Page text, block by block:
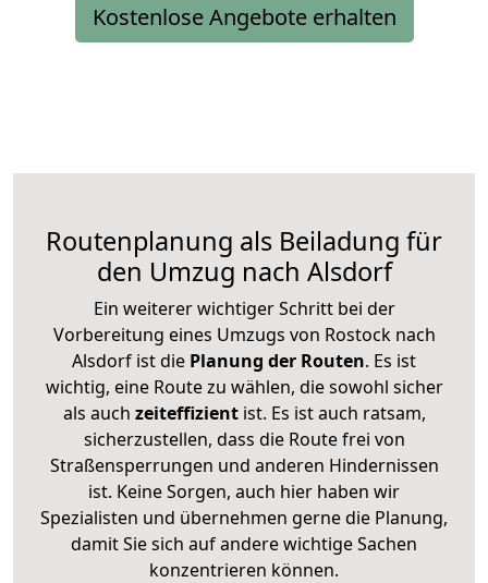
Kostenlose Angebote erhalten
Routenplanung als Beiladung für
den Umzug nach Alsdorf
Ein weiterer wichtiger Schritt bei der
Vorbereitung eines Umzugs von Rostock nach
Alsdorf ist die Planung der Routen. Es ist
wichtig, eine Route zu wählen, die sowohl sicher
als auch zeiteffizientist. Es ist auch ratsam,
sicherzustellen, dass die Route frei von
Straßensperrungen und anderen Hindernissen
ist. Keine Sorgen, auch hier haben wir
Spezialisten und übernehmen gerne die Planung,
damit Sie sich auf andere wichtige Sachen
konzentrieren können.